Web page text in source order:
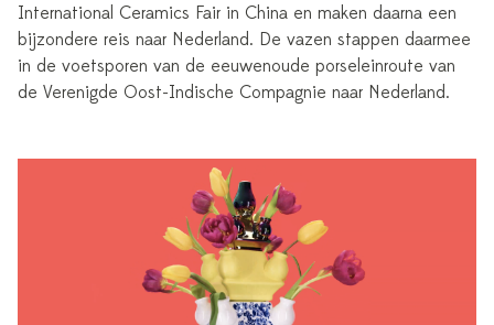
International Ceramics Fair in China en maken daarna een
bijzondere reis naar Nederland. De vazen stappen daarmee
in de voetsporen van de eeuwenoude porseleinroute van
de Verenigde Oost-Indische Compagnie naar Nederland.